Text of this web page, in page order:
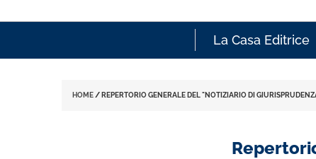
La Casa Editrice
HOME / REPERTORIO GENERALE DEL "NOTIZIARIO DI